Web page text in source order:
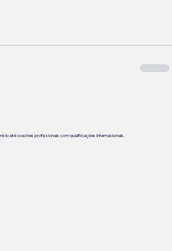
até coaches profissionais com qualificações internacionais.